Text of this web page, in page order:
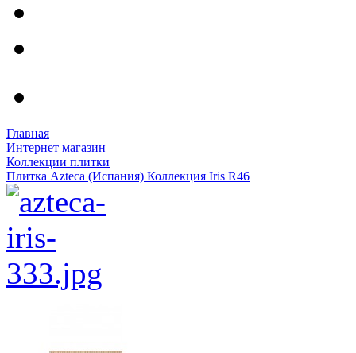
Главная
Интернет магазин
Коллекции плитки
Плитка Azteca (Испания) Коллекция Iris R46